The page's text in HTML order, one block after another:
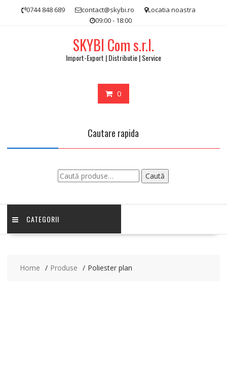
0744 848 689 contact@skybi.ro
Locatia noastra
09:00 - 18:00
SKYBI Com s.r.l.
Import-Export | Distributie | Service
0
Cautare rapida
Caută
după:
Caută
CATEGORII
Home Produse Poliester plan